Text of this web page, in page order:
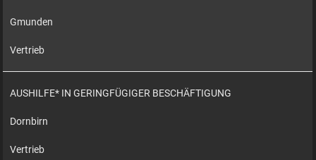
Gmunden
Vertrieb
AUSHILFE* IN GERINGFÜGIGER BESCHÄFTIGUNG
Dornbirn
Vertrieb